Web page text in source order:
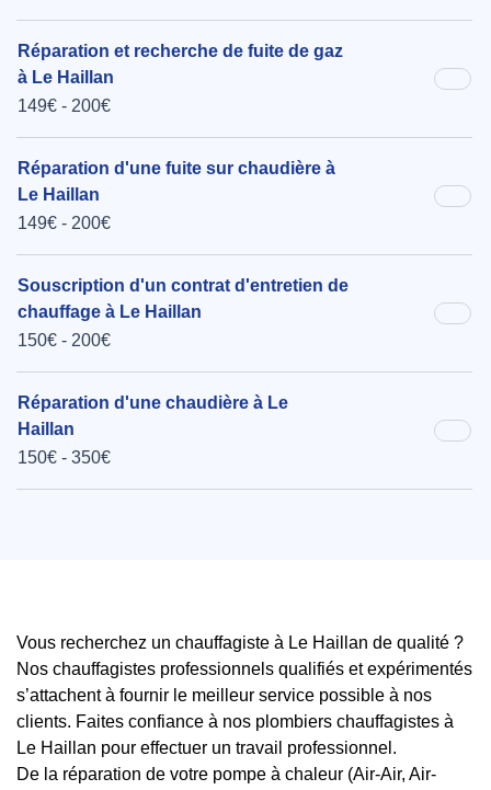
Réparation et recherche de fuite de gaz
à Le Haillan
149€ - 200€
Réparation d'une fuite sur chaudière à
Le Haillan
149€ - 200€
Souscription d'un contrat d'entretien de
chauffage à Le Haillan
150€ - 200€
Réparation d'une chaudière à Le
Haillan
150€ - 350€
Vous recherchez un chauffagiste à Le Haillan de qualité ?
Nos chauffagistes professionnels qualifiés et expérimentés
s’attachent à fournir le meilleur service possible à nos
clients. Faites confiance à nos plombiers chauffagistes à
Le Haillan pour effectuer un travail professionnel.
De la réparation de votre pompe à chaleur (Air-Air, Air-